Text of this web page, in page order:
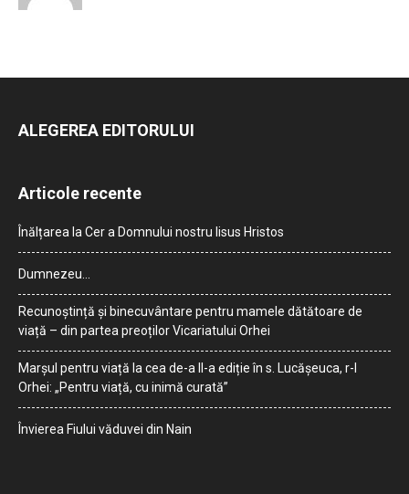
ALEGEREA EDITORULUI
Articole recente
Înălțarea la Cer a Domnului nostru Iisus Hristos
Dumnezeu…
Recunoștință și binecuvântare pentru mamele dătătoare de
viață – din partea preoților Vicariatului Orhei
Marșul pentru viață la cea de-a II-a ediție în s. Lucășeuca, r-l
Orhei: „Pentru viață, cu inimă curată”
Învierea Fiului văduvei din Nain